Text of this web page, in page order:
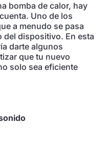
bomba de calor, hay
Uno de los
a menudo se pasa
del dispositivo. En esta
darte algunos
que tu nuevo
solo sea eficiente